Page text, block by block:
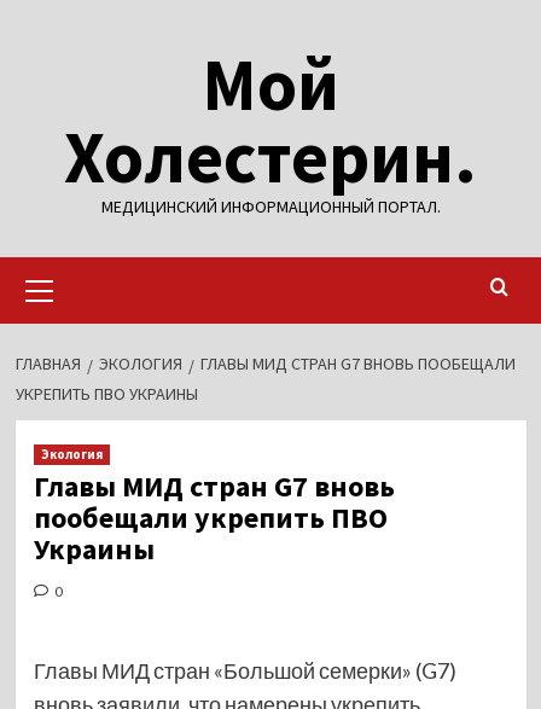
Мой
Холестерин.
МЕДИЦИНСКИЙ ИНФОРМАЦИОННЫЙ ПОРТАЛ.
меню
ГЛАВНАЯ ЭКОЛОГИЯ
ГЛАВЫ МИД СТРАН G7 ВНОВЬ ПООБЕЩАЛИ
УКРЕПИТЬ ПВО УКРАИНЫ
Экология
Главы МИД стран G7 вновь
пообещали укрепить ПВО
Украины
0
Главы МИД стран «Большой семерки» (G7)